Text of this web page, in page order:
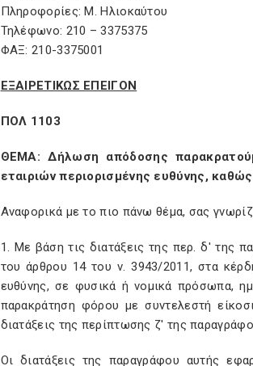
Πληροφορίες: Μ. Ηλιοκαύτου
Τηλέφωνο: 210 – 3375375
ΦΑΞ: 210-3375001
ΕΞΑΙΡΕΤΙΚΩΣ ΕΠΕΙΓΟΝ
ΠΟΛ 1103
ΘΕΜΑ: Δήλωση απόδοσης
εταιριών περιορισμένης ευθύνης,
Αναφορικά με το πιο πάνω θέμα, σας
1. Με βάση τις διατάξεις της περ. δ' της
του άρθρου 14 του ν. 3943/2011, στα
ευθύνης, σε φυσικά ή νομικά πρόσωπα,
παρακράτηση φόρου με συντελεστή
διατάξεις της περίπτωσης ζ' της
Οι διατάξεις της παραγράφου αυτής